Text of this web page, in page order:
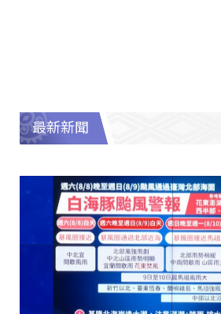
最新新聞